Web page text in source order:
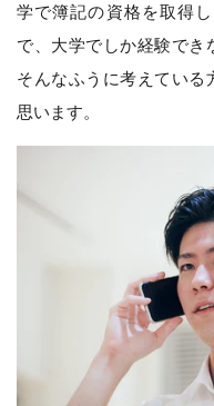
学で簿記の資格を取得
で、大学でしか経験でき
そんなふうに考えている
思います。